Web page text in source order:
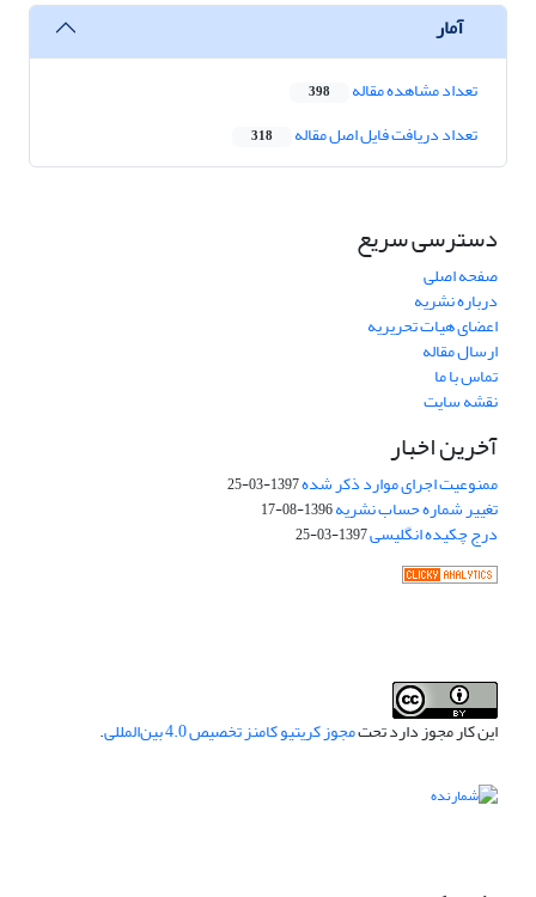
آمار
تعداد مشاهده مقاله 398
تعداد دریافت فایل اصل مقاله 318
دسترسی سریع
صفحه اصلی
درباره نشریه
اعضای هیات تحریریه
ارسال مقاله
تماس با ما
نقشه سایت
آخرین اخبار
ممنوعیت اجرای موارد ذکر شده1397-03-25
تغییر شماره حساب نشریه1396-08-17
درج چکیده انگلیسی1397-03-25
این کار مجوز دارد تحتمجوز کریتیو کامنز تخصیص 4.0 بین‌المللی .